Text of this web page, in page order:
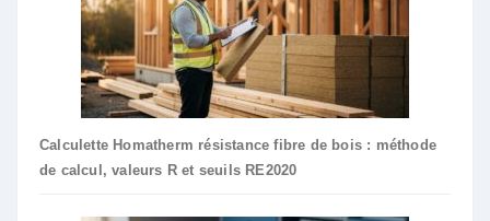
Calculette Homatherm résistance fibre de bois : méthode
de calcul, valeurs R et seuils RE2020